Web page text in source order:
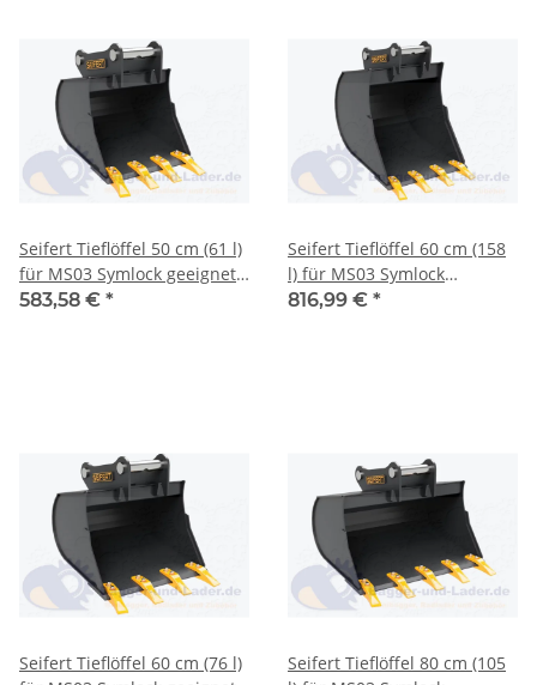
Seifert Tieflöffel 50 cm (61 l)
für MS03 Symlock geeignet
für Minibagger 2 -3 to. (
583,58 € *
Seifert Tieflöffel 60 cm (158
l) für MS03 Symlock
geeignet für Minibagger 3 -5
816,99 € *
Seifert Tieflöffel 60 cm (76 l)
Seifert Tieflöffel 80 cm (105